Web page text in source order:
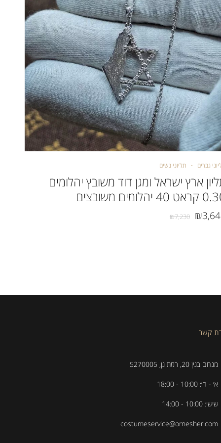
גברים תליוני נשים
ארץ ישראל ומגן דוד משובץ יהלומים
יהלומים משובצים
₪7,230 ₪
קשר
מנחם בגין 20, רמת גן, 5270005
א׳ - ה׳: 10:00 - 18:00
שישי: 10:00 - 14:00
costumeservice@ornesher.com